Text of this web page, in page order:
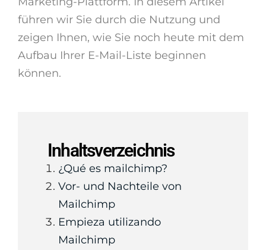
Inhaltsverzeichnis
¿Qué es mailchimp?
Vor- und Nachteile von
Mailchimp
Empieza utilizando
Mailchimp
führen wir Sie durch die Nutzung und
zeigen Ihnen, wie Sie noch heute mit dem
Aufbau Ihrer E-Mail-Liste beginnen
können.